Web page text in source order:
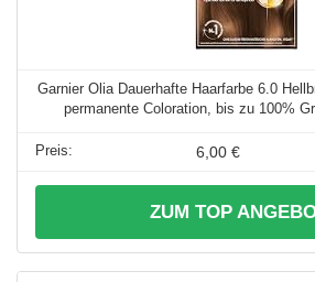
Garnier Olia Dauerhafte Haarfarbe 6.0
permanente Coloration, bis zu 100%
6,00 €
ZUM TOP